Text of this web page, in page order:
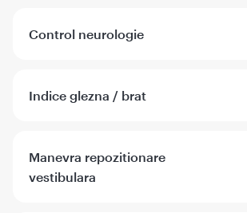
Control neurologie
Indice glezna / brat
Manevra repozitionare
vestibulara